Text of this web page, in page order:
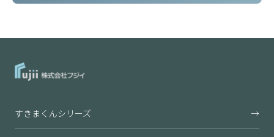
すきまくんシリーズ →